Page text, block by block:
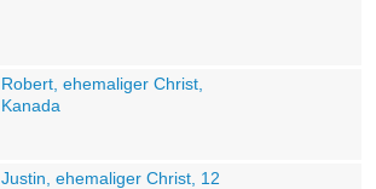
Robert, ehemaliger Christ,
Kanada
Justin, ehemaliger Christ, 12